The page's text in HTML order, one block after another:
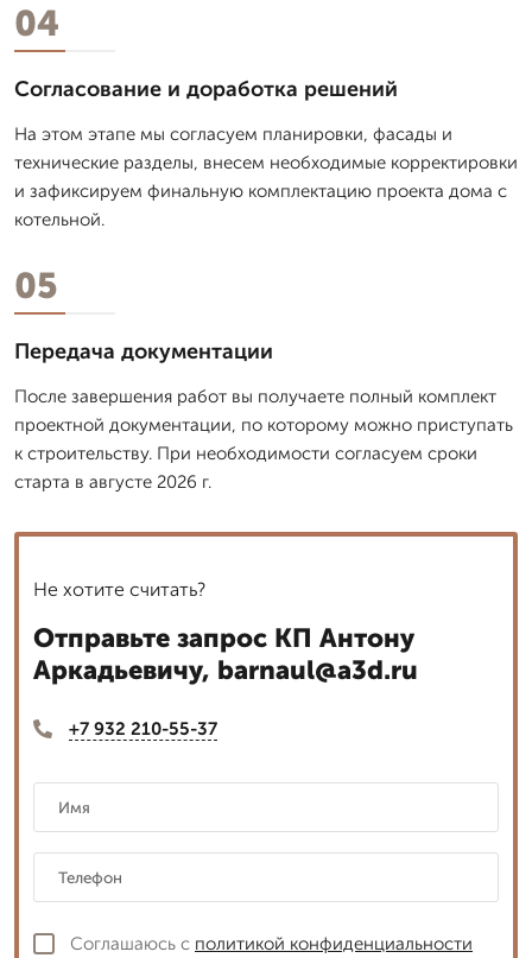
04
Согласование и доработка решений
На этом этапе мы согласуем планировки, фасады и
технические разделы, внесем необходимые корректировки
и зафиксируем финальную комплектацию проекта дома с
котельной.
05
Передача документации
После завершения работ вы получаете полный комплект
проектной документации, по которому можно приступать
к строительству. При необходимости согласуем сроки
старта в августе 2026 г.
Не хотите считать?
Отправьте запрос КП Антону
Аркадьевичу, barnaul@a3d.ru
+7 932 210-55-37
Соглашаюсь с политикой конфиденциальности